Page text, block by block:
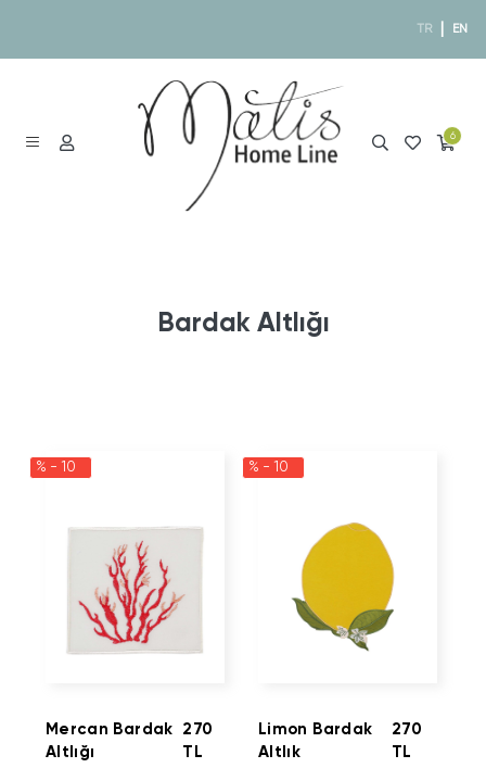
TR EN
6
Bardak Altlığı
% - 10
Mercan Bardak
Altlığı
270
TL
% - 10
Limon Bardak
Altlık
270
TL